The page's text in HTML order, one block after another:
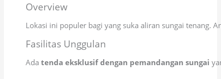
Overview
Lokasi ini populer bagi yang suka aliran sungai tenang.
Fasilitas Unggulan
Ada tenda eksklusif dengan pemandangan sungai